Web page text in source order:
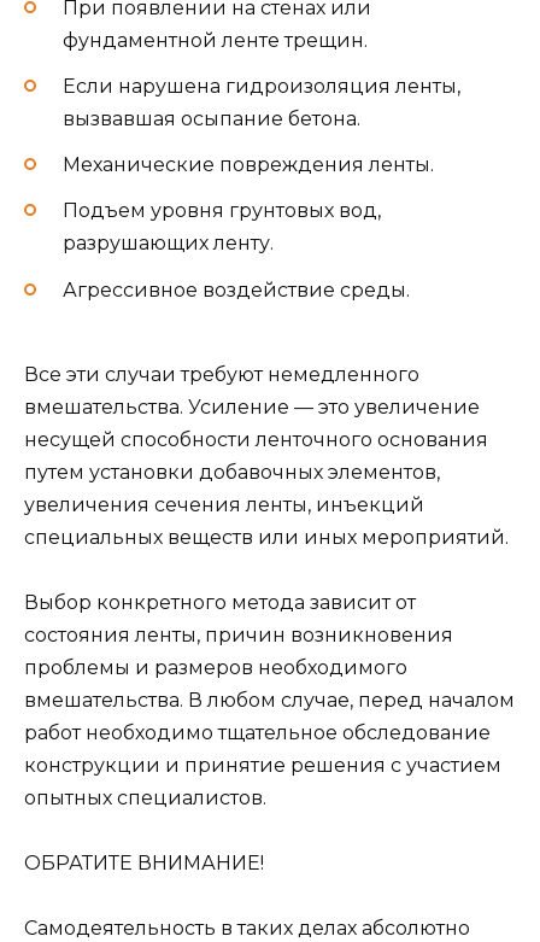
При появлении на стенах или
фундаментной ленте трещин.
Если нарушена гидроизоляция ленты,
вызвавшая осыпание бетона.
Механические повреждения ленты.
Подъем уровня грунтовых вод,
разрушающих ленту.
Агрессивное воздействие среды.
Все эти случаи требуют немедленного
вмешательства. Усиление — это увеличение
несущей способности ленточного основания
путем установки добавочных элементов,
увеличения сечения ленты, инъекций
специальных веществ или иных мероприятий.
Выбор конкретного метода зависит от
состояния ленты, причин возникновения
проблемы и размеров необходимого
вмешательства. В любом случае, перед началом
работ необходимо тщательное обследование
конструкции и принятие решения с участием
опытных специалистов.
ОБРАТИТЕ ВНИМАНИЕ!
Самодеятельность в таких делах абсолютно